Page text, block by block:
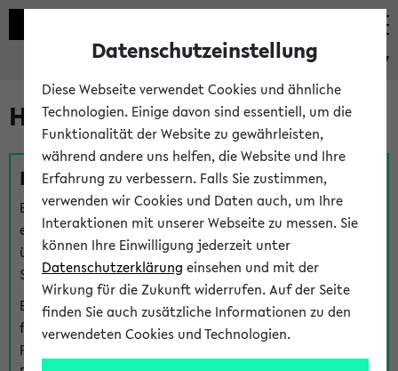
eKVV
Hilfe & Kontakt
Fragen zu einzelnen Veranstaltungen
Bei inhaltlichen und organisatorischen Fragen zu
einzelnen Veranstaltungen finden Sie Ansprechpersonen
über denFragen-Link bei jeder Veranstaltung. Der BIS
Support kann hier meist keine direkte Hilfe leisten.
Bei Veranstaltungen mit eKVV Teilnahmemanagement
finden Sie eine Auskunft über die Personen, die Ihre
Platzzuteilung im eKVV eingetragen haben, auf der
Datenschutzeinstellung
Diese Webseite verwendet Cookies und ähnliche
Technologien. Einige davon sind essentiell, um die
Funktionalität der Website zu gewährleisten,
während andere uns helfen, die Website und Ihre
Erfahrung zu verbessern. Falls Sie zustimmen,
verwenden wir Cookies und Daten auch, um Ihre
Interaktionen mit unserer Webseite zu messen. Sie
können Ihre Einwilligung jederzeit unter
Datenschutzerklärung einsehen und mit der
Wirkung für die Zukunft widerrufen. Auf der Seite
finden Sie auch zusätzliche Informationen zu den
verwendeten Cookies und Technologien.